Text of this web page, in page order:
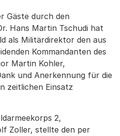
Gäste durch den
Hans Martin Tschudi hat
als Militärdirektor den aus
Kommandanten des
Martin Kohler,
und Anerkennung für die
zeitlichen Einsatz
2,
Zoller, stellte den per